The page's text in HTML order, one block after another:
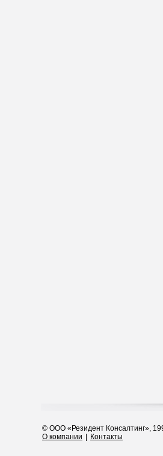
© ООО «Резидент Консалтинг»,
О компании
Контакты